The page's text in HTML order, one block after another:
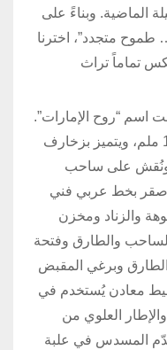
الماضية. وبناءً على
طموح متجدد”، اخترنا
تماماً تراث
اسم “روح الإمارات”.
بُني المسدس على إطار لوجر 9×19 ملم، ويتميز بزخارف
24 قيراطاً. ونُقش على ساحب
بخط عربي فني
والزناد ومخزن
والطارق وفتحة
وبرغي المقبض
معادن يُستخدم في
العلوي من
المسدس في علبة